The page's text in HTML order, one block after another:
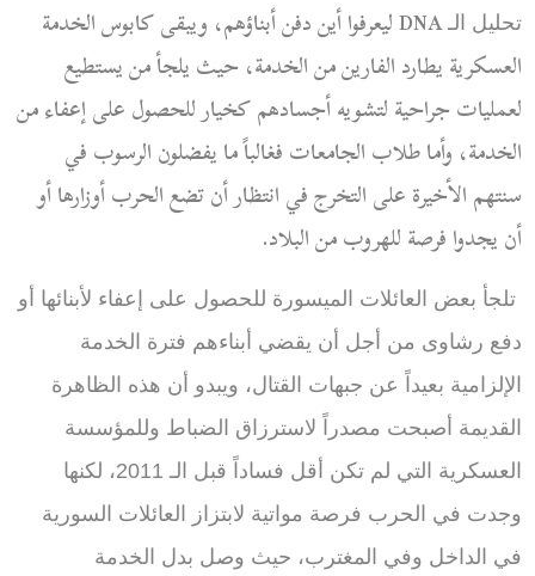
تحليل الـDNAليعرفوا أين دفن أبناؤهم، ويبقى كابوس الخدمة
العسكرية يطارد الفارين من الخدمة، حيث يلجأ من يستطيع
لعمليات جراحية لتشويه أجسادهم كخيار للحصول على إعفاء من
الخدمة، وأما طلاب الجامعات فغالباً ما يفضلون الرسوب في
سنتهم الأخيرة على التخرج في انتظار أن تضع الحرب أوزارها أو
أن يجدوا فرصة للهروب من البلاد.
تلجأ بعض العائلات الميسورة للحصول على إعفاء لأبنائها أو
دفع رشاوى من أجل أن يقضي أبناءهم فترة الخدمة
الإلزامية بعيداً عن جبهات القتال، ويبدو أن هذه الظاهرة
القديمة أصبحت مصدراً لاسترزاق الضباط وللمؤسسة
العسكرية التي لم تكن أقل فساداً قبل الـ 2011، لكنها
وجدت في الحرب فرصة مواتية لابتزاز العائلات السورية
في الداخل وفي المغترب، حيث وصل بدل الخدمة